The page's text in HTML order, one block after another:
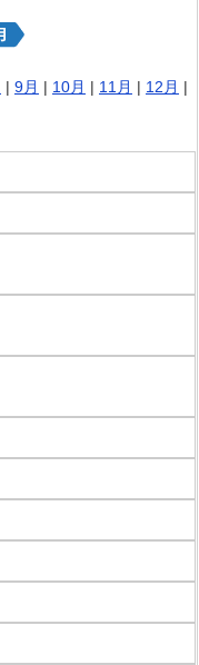
| 9月 | 10月 | 11月 | 12月 |